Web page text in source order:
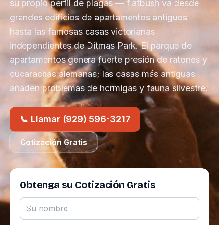
su propio perfil de plagas — flatbush va desde
grandes edificios de apartamentos antiguos
hasta las famosas casas victorianas
independientes de Ditmas Park. El parque de
apartamentos genera fuerte presión de ratones y
cucarachas alemanas; las casas más antiguas
añaden problemas de hormigas y fauna silvestre.
📞 Llamar (929) 596-3217
Cotización Gratis
Obtenga su Cotización Gratis